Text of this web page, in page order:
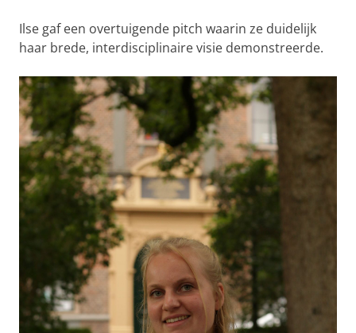
Ilse gaf een overtuigende pitch waarin ze duidelijk
haar brede, interdisciplinaire visie demonstreerde.